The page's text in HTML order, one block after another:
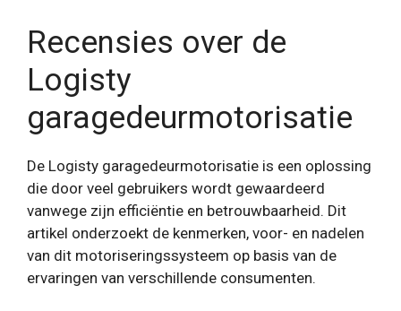
Recensies over de
Logisty
garagedeurmotorisatie
De Logisty garagedeurmotorisatie is een oplossing
die door veel gebruikers wordt gewaardeerd
vanwege zijn efficiëntie en betrouwbaarheid. Dit
artikel onderzoekt de kenmerken, voor- en nadelen
van dit motoriseringssysteem op basis van de
ervaringen van verschillende consumenten.